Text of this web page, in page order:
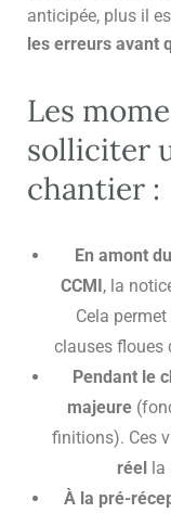
anticipée, plus il
les erreurs avant
Les
solliciter
chantier :
En amont
CCMI , la
Cela permet
clauses floues
Pendant le
majeure
finitions). Ces
réel
À la pré-